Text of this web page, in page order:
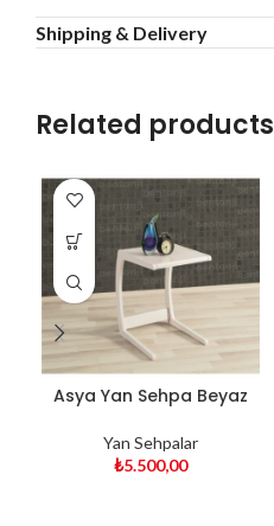
Shipping & Delivery
Related products
Asya Yan Sehpa Beyaz
Yan Sehpalar
₺5.500,00